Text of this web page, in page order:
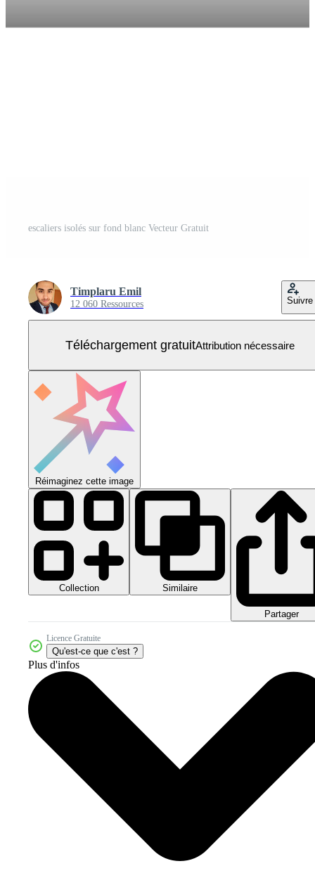
escaliers isolés sur fond blanc Vecteur Gratuit
Timplaru Emil
12 060 Ressources Suivre
Téléchargement gratuitAttribution nécessaire
Réimaginez cette image
Collection Similaire
Partager
Licence Gratuite
Qu'est-ce que c'est ?
Plus d'infos